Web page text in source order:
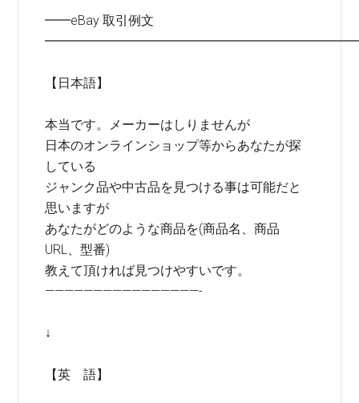
━━eBay 取引例文
【日本語】
本当です。メーカーはしりませんが
日本のオンラインショップ等からあなたが探
している
ジャンク品や中古品を見つける事は可能だと
思いますが
あなたがどのような商品を(商品名、商品
URL、型番)
教えて頂ければ見つけやすいです。
————————————————-
↓
【英 語】